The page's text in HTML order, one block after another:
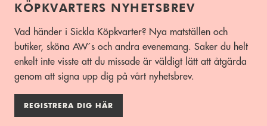
KÖPKVARTERS NYHETSBREV
Vad händer i Sickla Köpkvarter? Nya matställen och
butiker, sköna AW´s och andra evenemang. Saker du helt
enkelt inte visste att du missade är väldigt lätt att åtgärda
genom att signa upp dig på vårt nyhetsbrev.
REGISTRERA DIG HÄR